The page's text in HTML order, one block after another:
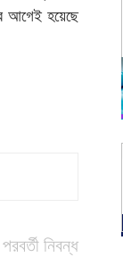
আগেই হয়েছে
পরবর্তী নিবন্ধ